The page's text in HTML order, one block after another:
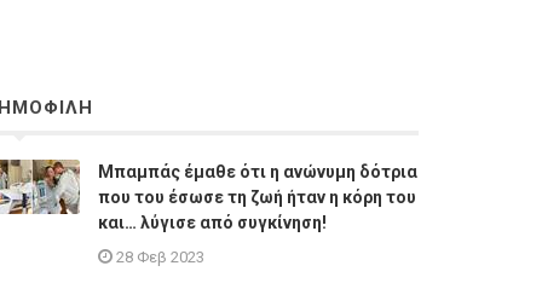
Μπαμπάς έμαθε ότι η ανώνυμη δότρια
που του έσωσε τη ζωή ήταν η κόρη του
και… λύγισε από συγκίνηση!
28 Φεβ 2023